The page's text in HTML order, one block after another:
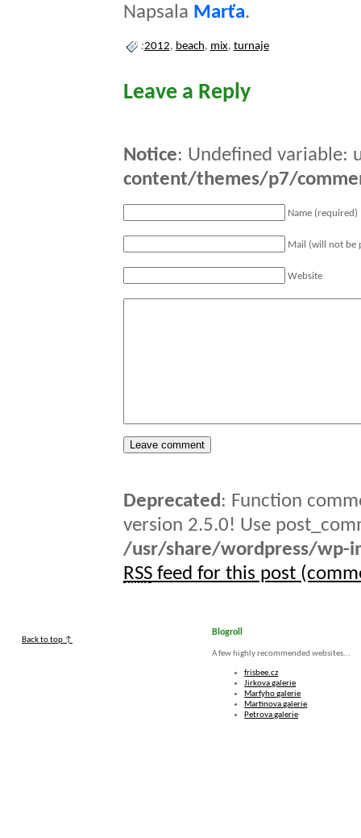
Napsala Marťa.
:2012, beach, mix, turnaje
Leave a Reply
Notice: Undefined variable:
content/themes/p7/
Name (required)
Mail (will not be
Website
Deprecated: Function
version 2.5.0! Use
/usr/share/wordpress/wp-
RSSfeed for this post
Back to top ↑
Blogroll
A few highly recommended websites...
frisbee.cz
Jirkova galerie
Marfyho galerie
Martinova galerie
Petrova galerie